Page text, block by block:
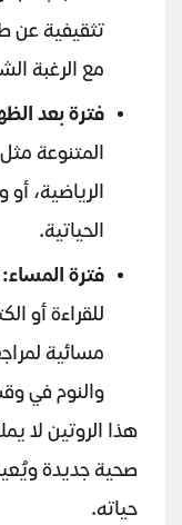
تثقيفية عن
مع الرغبة
فترة بعد
المتنوعة مثل
الرياضية،
الحياتية.
فترة المساء:
للقراءة أو
مسائية
والنوم في
هذا الروتين لا
صحية جديدة
حياته.